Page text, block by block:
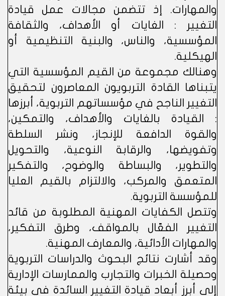
والمهارات. إذ تتضمن مجالات عمل قيادة
التغيير : الغايات أو الأهداف، والثقافة
المؤسسية، والناس، والبنية التنظيمية أو
الهيكلية.
وهنالك مجموعة من القيم المؤسسية التي
يتبناها القادة التربويون المعاصرون لتحقيق
التغيير الناجح في مؤسساتهم التربوية، أبرزها
: القيادة بالغايات والأهداف، والتمكين،
والقوة الدافعة للإنجاز، ونشر السلطة
وتفويضها، والرقابة النوعية، والتحويل
والتطوير، والبساطة والوضوح، والتفكير
المتعمق والمركب، والالتزام بالقيم العليا
للمؤسسة التربوية.
وتتصل الكفايات المهنية المطلوبة من قائد
التغيير الفعّال بالمواقف، وطرق التفكير،
والمهارات الأدائية، والمعارف المهنية.
وقد أشارت نتائج البحوث والدراسات التربوية
وحصيلة الخبرات والتجارب والممارسات الإدارية
إلى أبرز أبعاد قيادة التغيير السائدة في بيئة